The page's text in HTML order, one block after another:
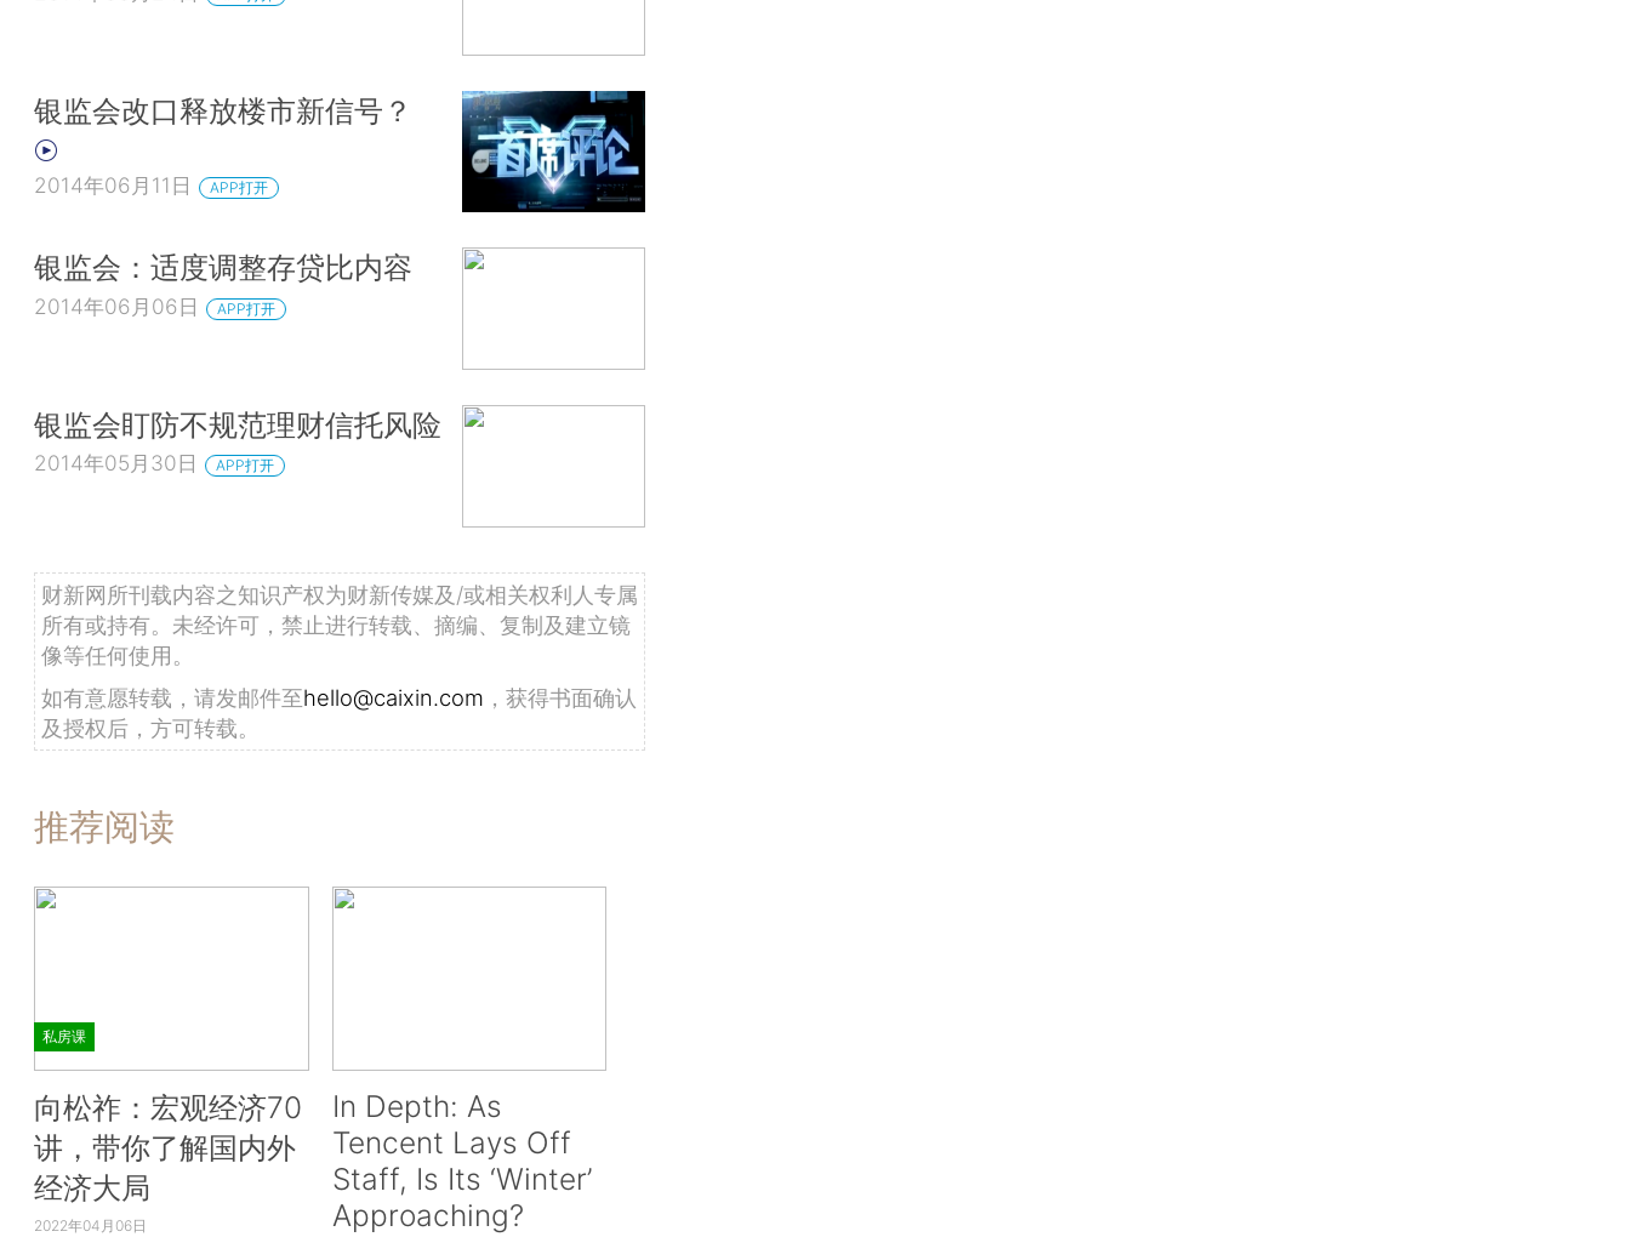
银监会改口释放楼市新信号？
2014年06月11日 APP打开
银监会：适度调整存贷比内容
2014年06月06日 APP打开
银监会盯防不规范理财信托风险
2014年05月30日 APP打开
财新网所刊载内容之知识产权为财新传媒及/或相关权利人专属
所有或持有。未经许可，禁止进行转载、摘编、复制及建立镜
像等任何使用。
如有意愿转载，请发邮件至hello@caixin.com ，获得书面确认
及授权后，方可转载。
推荐阅读
私房课
向松祚：宏观经济70
讲，带你了解国内外
经济大局
2022年04月06日
In Depth: As
Tencent Lays Off
Staff, Is Its ‘Winter’
Approaching?